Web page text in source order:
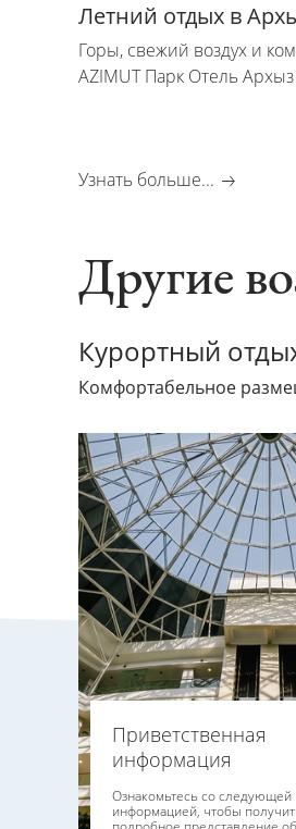
Летний отдых в
Горы, свежий воздух и
AZIMUT Парк Отель Архыз
Узнать больше...
Другие
Курортный
Комфортабельное
Приветственная
информация
Ознакомьтесь со следующей
информацией, чтобы